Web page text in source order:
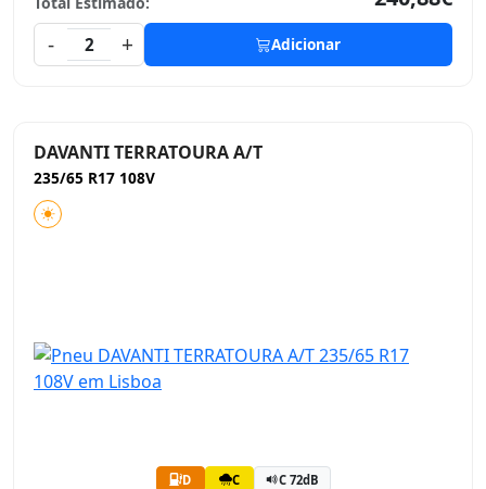
-
2 + Adicionar
DAVANTI TERRATOURA A/T
235/65 R17 108V
D C C 72dB